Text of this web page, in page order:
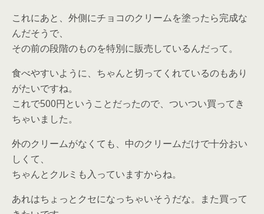
これにあと、外側にチョコのクリームを塗ったら完成な
んだそうで、
その前の段階のものを特別に販売しているんだって。
食べやすいように、ちゃんと切ってくれているのもあり
がたいですね。
これで500円ということだったので、ついつい買ってき
ちゃいました。
外のクリームがなくても、中のクリームだけで十分おい
しくて、
ちゃんとクルミも入っていますからね。
あれはちょっとクセになっちゃいそうだな。また買って